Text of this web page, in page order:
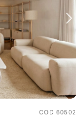
COD 60502